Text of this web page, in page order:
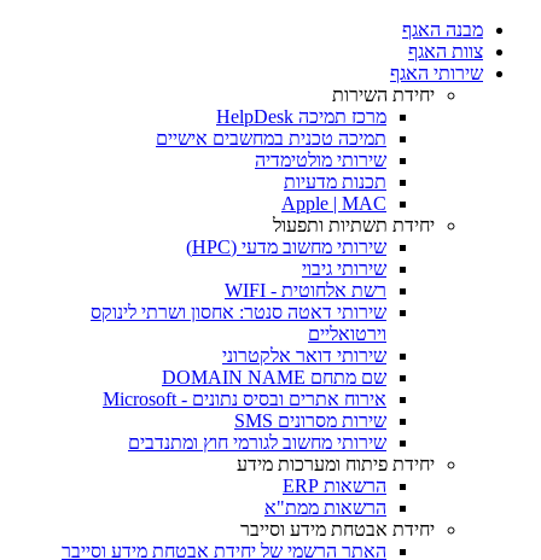
מבנה האגף
צוות האגף
שירותי האגף
יחידת השירות
מרכז תמיכה HelpDesk
תמיכה טכנית במחשבים אישיים
שירותי מולטימדיה
תכנות מדעיות
Apple | MAC
יחידת תשתיות ותפעול
שירותי מחשוב מדעי (HPC)
שירותי גיבוי
רשת אלחוטית - WIFI
שירותי דאטה סנטר: אחסון ושרתי לינוקס
וירטואליים
שירותי דואר אלקטרוני
שם מתחם DOMAIN NAME
אירוח אתרים ובסיס נתונים - Microsoft
שירות מסרונים SMS
שירותי מחשוב לגורמי חוץ ומתנדבים
יחידת פיתוח ומערכות מידע
הרשאות ERP
הרשאות ממת"א
יחידת אבטחת מידע וסייבר
האתר הרשמי של יחידת אבטחת מידע וסייבר